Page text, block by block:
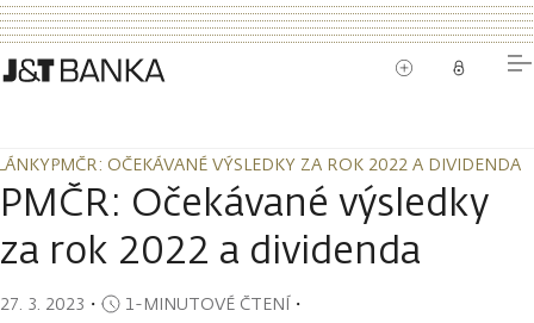
PMČR: OČEKÁVANÉ VÝSLEDKY ZA ROK 2022 A DIVIDENDA
PMČR: OČEKÁVANÉ VÝSLEDKY ZA ROK 2022 A DIVIDENDA
PMČR: Očekávané výsledky
za rok 2022 a dividenda
27. 3. 2023 ・ 1-MINUTOVÉ ČTENÍ・